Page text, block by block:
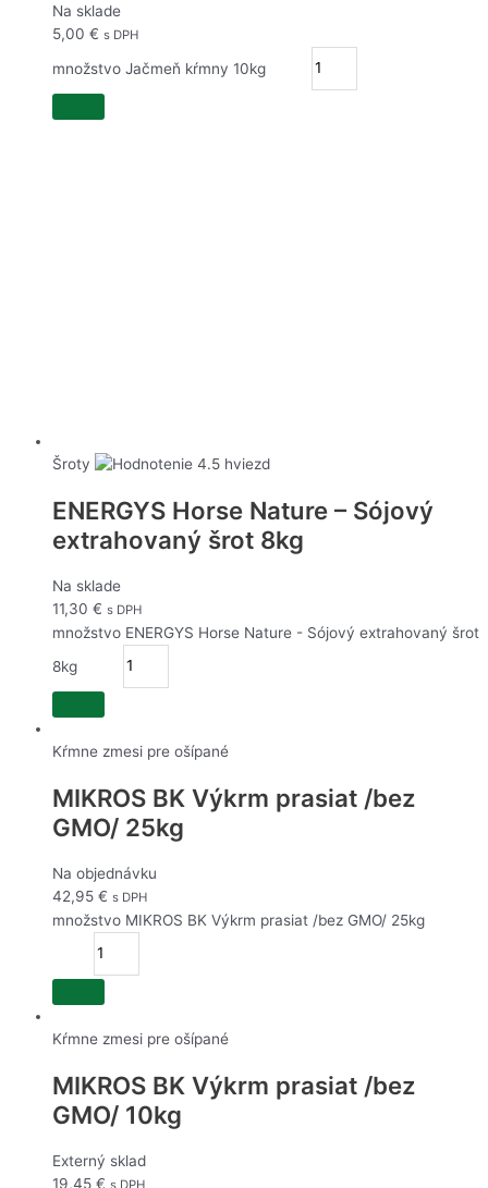
Na sklade
5,00 € s DPH
množstvo Jačmeň kŕmny 10kg
Šroty
ENERGYS Horse Nature – Sójový
extrahovaný šrot 8kg
Na sklade
11,30 € s DPH
množstvo ENERGYS Horse Nature - Sójový extrahovaný šrot
8kg
Kŕmne zmesi pre ošípané
MIKROS BK Výkrm prasiat /bez
GMO/ 25kg
Na objednávku
42,95 € s DPH
množstvo MIKROS BK Výkrm prasiat /bez GMO/ 25kg
Kŕmne zmesi pre ošípané
MIKROS BK Výkrm prasiat /bez
GMO/ 10kg
Externý sklad
19,45 € s DPH